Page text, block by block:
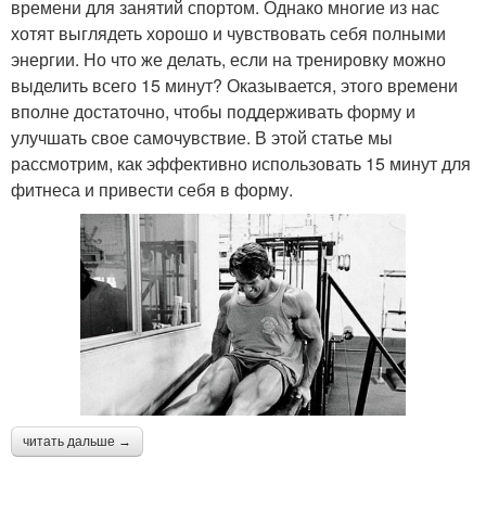
времени для занятий спортом. Однако многие из нас
хотят выглядеть хорошо и чувствовать себя полными
энергии. Но что же делать, если на тренировку можно
выделить всего 15 минут? Оказывается, этого времени
вполне достаточно, чтобы поддерживать форму и
улучшать свое самочувствие. В этой статье мы
рассмотрим, как эффективно использовать 15 минут для
фитнеса и привести себя в форму.
читать дальше →